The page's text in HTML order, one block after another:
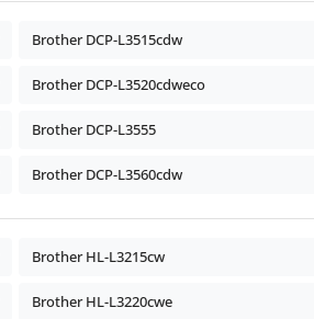
Brother DCP-L3515cdw
Brother DCP-L3520cdweco
Brother DCP-L3555
Brother DCP-L3560cdw
Brother HL-L3215cw
Brother HL-L3220cwe